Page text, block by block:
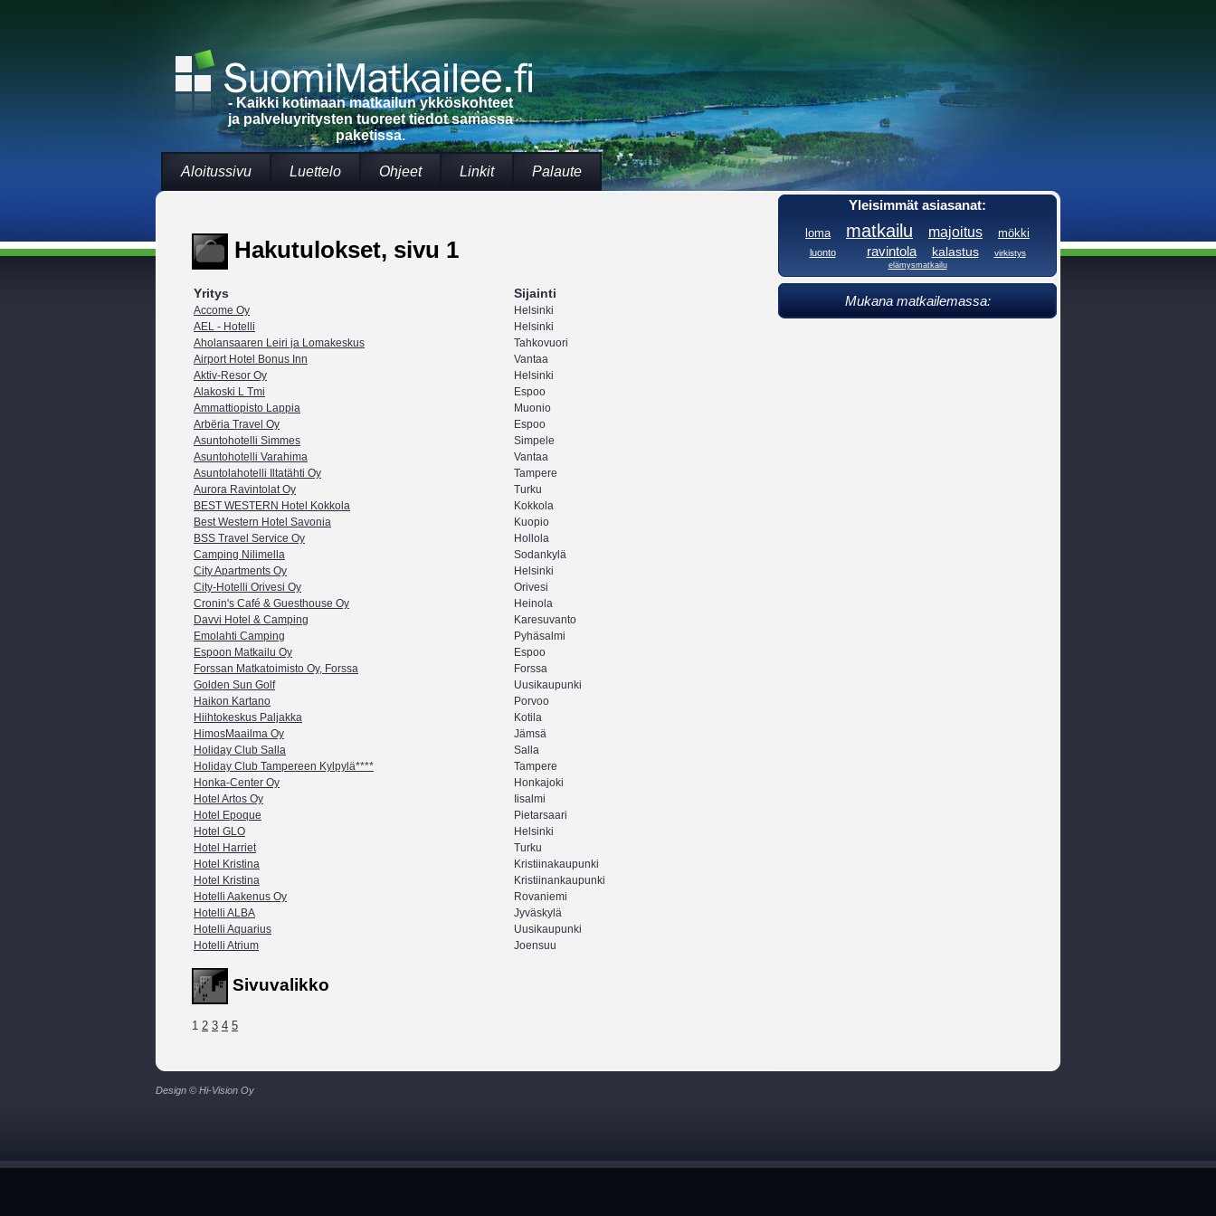
- Kaikki kotimaan matkailun ykköskohteet
ja palveluyritysten tuoreet tiedot samassa
paketissa.
Aloitussivu Luettelo Ohjeet Linkit Palaute
Hakutulokset, sivu 1
Yritys Sijainti
Accome Oy
Helsinki
AEL - Hotelli
Helsinki
Aholansaaren Leiri ja Lomakeskus
Tahkovuori
Airport Hotel Bonus Inn
Vantaa
Aktiv-Resor Oy
Helsinki
Alakoski L Tmi
Espoo
Ammattiopisto Lappia
Muonio
Arbëria Travel Oy
Espoo
Asuntohotelli Simmes
Simpele
Asuntohotelli Varahima
Vantaa
Asuntolahotelli Iltatähti Oy
Tampere
Aurora Ravintolat Oy
Turku
BEST WESTERN Hotel Kokkola
Kokkola
Best Western Hotel Savonia
Kuopio
BSS Travel Service Oy
Hollola
Camping Nilimella
Sodankylä
City Apartments Oy
Helsinki
City-Hotelli Orivesi Oy
Orivesi
Cronin's Café & Guesthouse Oy
Heinola
Davvi Hotel & Camping
Karesuvanto
Emolahti Camping
Pyhäsalmi
Espoon Matkailu Oy
Espoo
Forssan Matkatoimisto Oy, Forssa
Forssa
Golden Sun Golf
Uusikaupunki
Haikon Kartano
Porvoo
Hiihtokeskus Paljakka
Kotila
HimosMaailma Oy
Jämsä
Holiday Club Salla
Salla
Holiday Club Tampereen Kylpylä****
Tampere
Honka-Center Oy
Honkajoki
Hotel Artos Oy
Iisalmi
Hotel Epoque
Pietarsaari
Hotel GLO
Helsinki
Hotel Harriet
Turku
Hotel Kristina
Kristiinakaupunki
Hotel Kristina
Kristiinankaupunki
Hotelli Aakenus Oy
Rovaniemi
Hotelli ALBA
Jyväskylä
Hotelli Aquarius
Uusikaupunki
Hotelli Atrium
Joensuu
Sivuvalikko
1 2 3 4 5
Yleisimmät asiasanat:
loma matkailu majoitus mökki
luonto ravintola kalastus virkistys
elämysmatkailu
Mukana matkailemassa:
Design © Hi-Vision Oy